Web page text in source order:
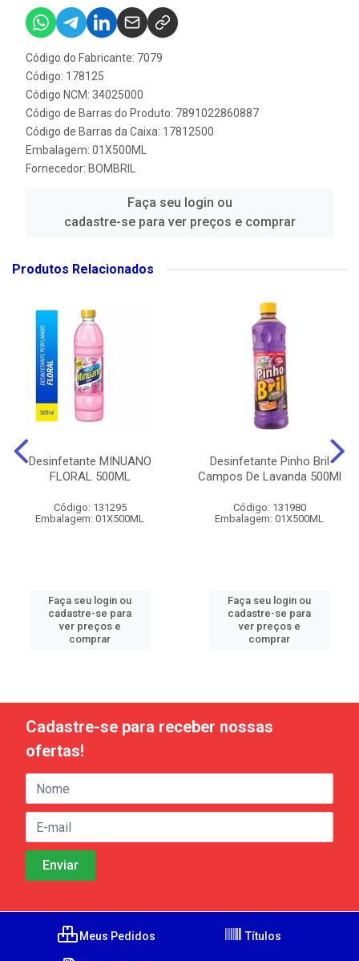
Código do Fabricante: 7079
Código: 178125
Código NCM: 34025000
Código de Barras do Produto: 7891022860887
Código de Barras da Caixa: 17812500
Embalagem: 01X500ML
Fornecedor: BOMBRIL
Faça seu login ou
cadastre-se para ver preços e comprar
Produtos Relacionados
Desinfetante MINUANO
FLORAL 500ML
Código: 131295
Embalagem: 01X500ML
Faça seu login ou
cadastre-se para
ver preços e
comprar
Desinfetante Pinho Bril
Campos De Lavanda 500Ml
Código: 131980
Embalagem: 01X500ML
Faça seu login ou
cadastre-se para
ver preços e
comprar
Cadastre-se para receber nossas
ofertas!
Meus Pedidos Títulos